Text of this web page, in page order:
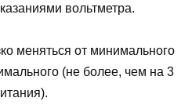
вольтметра.
меняться от минимального
(не более, чем на 3